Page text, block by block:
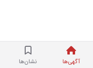
آگهی‌ها نشان‌ها